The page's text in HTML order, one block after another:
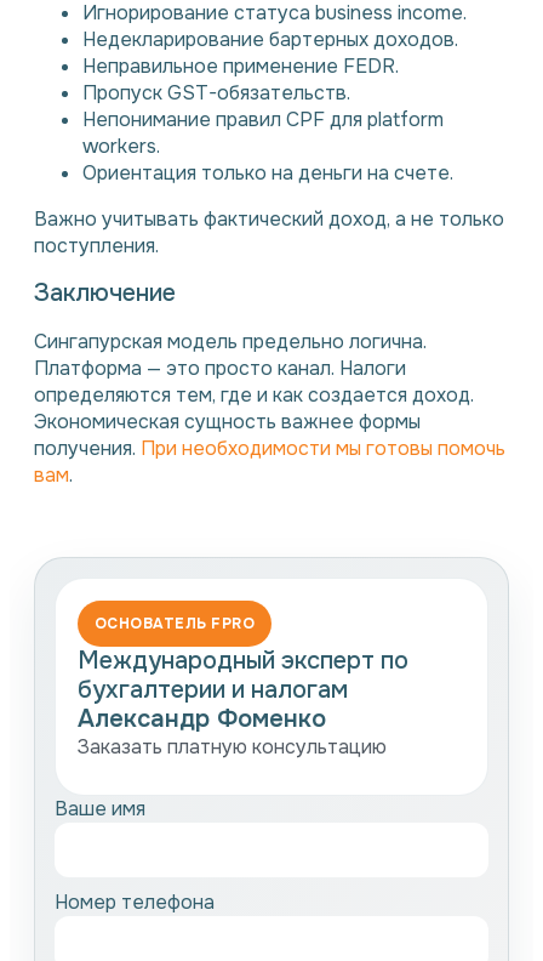
Игнорирование статуса business income.
Недекларирование бартерных доходов.
Неправильное применение FEDR.
Пропуск GST-обязательств.
Непонимание правил CPF для platform
workers.
Ориентация только на деньги на счете.
Важно учитывать фактический доход, а не только
поступления.
Заключение
Сингапурская модель предельно логична.
Платформа — это просто канал. Налоги
определяются тем, где и как создается доход.
Экономическая сущность важнее формы
получения. При необходимости мы готовы помочь
вам.
ОСНОВАТЕЛЬ FPRO
Международный эксперт по
бухгалтерии и налогам
Александр Фоменко
Заказать платную консультацию
Ваше имя
Номер телефона